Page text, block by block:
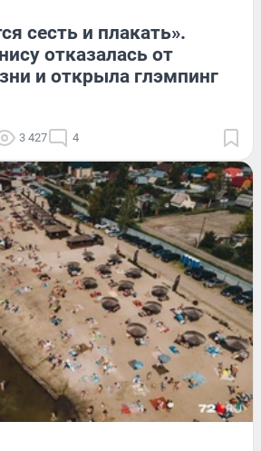
сесть и плакать».
отказалась от
и открыла глэмпинг
3 427 4